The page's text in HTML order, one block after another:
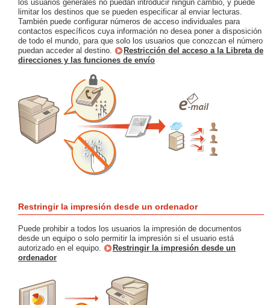
los usuarios generales no puedan introducir ningún cambio, y puede
limitar los destinos que se pueden especificar al enviar lecturas.
También puede configurar números de acceso individuales para
contactos específicos cuya información no desea poner a disposición
de todo el mundo, para que solo los usuarios que conozcan el número
puedan acceder al destino.
Restricción del acceso a la Libreta de
direcciones y las funciones de envío
Restringir la impresión desde un ordenador
Puede prohibir a todos los usuarios la impresión de documentos
desde un equipo o solo permitir la impresión si el usuario está
autorizado en el equipo.
Restringir la impresión desde un
ordenador